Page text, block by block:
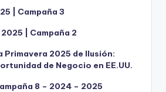
| Campaña 3
| Campaña 2
Primavera 2025 de Ilusión:
de Negocio en EE.UU.
8 – 2024 – 2025